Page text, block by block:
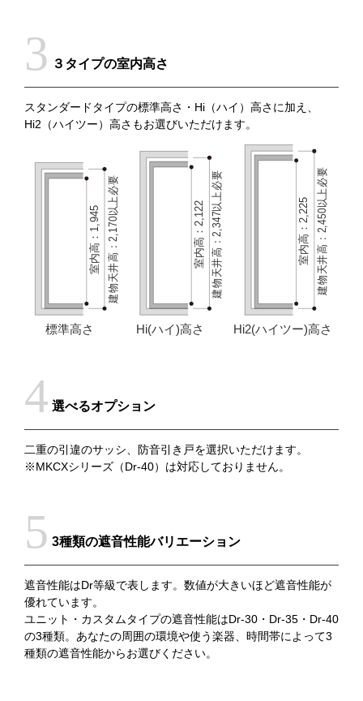
３タイプの室内高さ
スタンダードタイプの標準高さ・Hi（ハイ）高さに加え、
Hi2（ハイツー）高さもお選びいただけます。
選べるオプション
二重の引違のサッシ、防音引き戸を選択いただけます。
※MKCXシリーズ（Dr-40）は対応しておりません。
3種類の遮音性能バリエーション
遮音性能はDr等級で表します。数値が大きいほど遮音性能が
優れています。
ユニット・カスタムタイプの遮音性能はDr-30・Dr-35・Dr-40
の3種類。あなたの周囲の環境や使う楽器、時間帯によって3
種類の遮音性能からお選びください。